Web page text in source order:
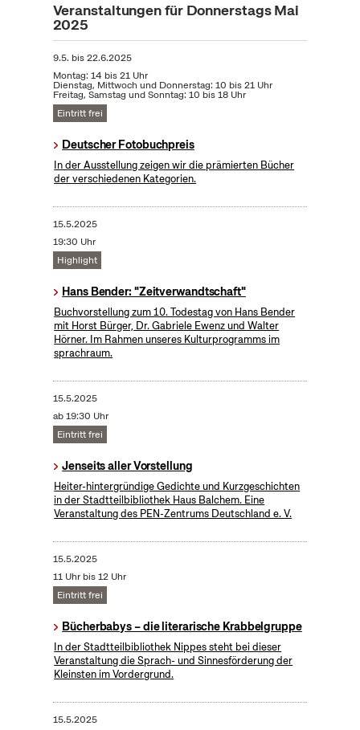
Veranstaltungen für Donnerstags Mai
2025
9.5. bis22.6.2025
Montag: 14 bis 21 Uhr
Dienstag, Mittwoch und Donnerstag: 10 bis 21 Uhr
Freitag, Samstag und Sonntag: 10 bis 18 Uhr
Eintritt frei
Deutscher Fotobuchpreis
In der Ausstellung zeigen wir die prämierten Bücher
der verschiedenen Kategorien.
15.5.2025
19:30 Uhr
Highlight
Hans Bender: "Zeitverwandtschaft"
Buchvorstellung zum 10. Todestag von Hans Bender
mit Horst Bürger, Dr. Gabriele Ewenz und Walter
Hörner. Im Rahmen unseres Kulturprogramms im
sprachraum.
15.5.2025
ab 19:30 Uhr
Eintritt frei
Jenseits aller Vorstellung
Heiter-hintergründige Gedichte und Kurzgeschichten
in der Stadtteilbibliothek Haus Balchem. Eine
Veranstaltung des PEN-Zentrums Deutschland e. V.
15.5.2025
11 Uhr bis 12 Uhr
Eintritt frei
Bücherbabys – die literarische Krabbelgruppe
In der Stadtteilbibliothek Nippes steht bei dieser
Veranstaltung die Sprach- und Sinnesförderung der
Kleinsten im Vordergrund.
15.5.2025